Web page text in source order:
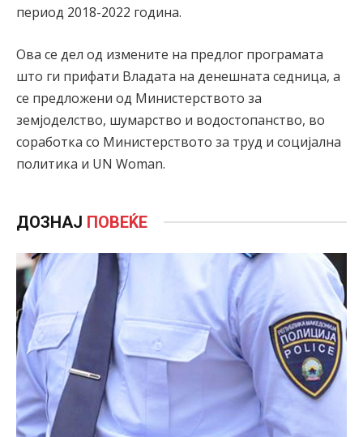
период 2018-2022 година.
Ова се дел од измените на предлог програмата
што ги прифати Владата на денешната седница, а
се предложени од Министерството за
земјоделство, шумарство и водостопанство, во
соработка со Министерството за труд и социјална
политика и UN Woman.
ДОЗНАЈ ПОВЕЌЕ